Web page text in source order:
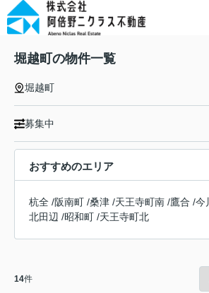
堀越町の物件一覧
堀越町
募集中
おすすめのエリア
杭全 /阪南町 /桑津 /天王寺町南 /鷹合 /今
北田辺 /昭和町 /天王寺町北
14件